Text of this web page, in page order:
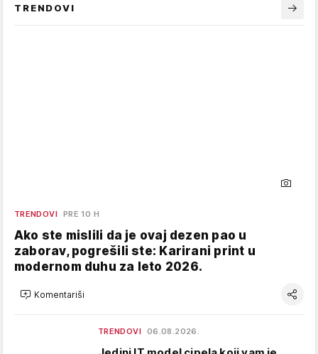
TRENDOVI
TRENDOVI PRE 10 H
Ako ste mislili da je ovaj dezen pao u
zaborav, pogrešili ste: Karirani print u
modernom duhu za leto 2026.
Komentariši
TRENDOVI 06.08.2026.